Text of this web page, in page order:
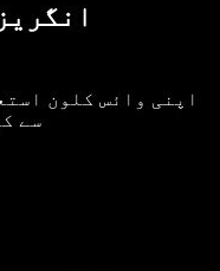
اپنی وائس کلون
سے